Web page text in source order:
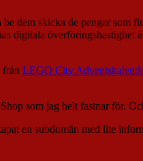
dem skicka de pengar som
digitala överföringshastighet
från LEGO City
som jag helt fastnar för.
en subdomän med lite